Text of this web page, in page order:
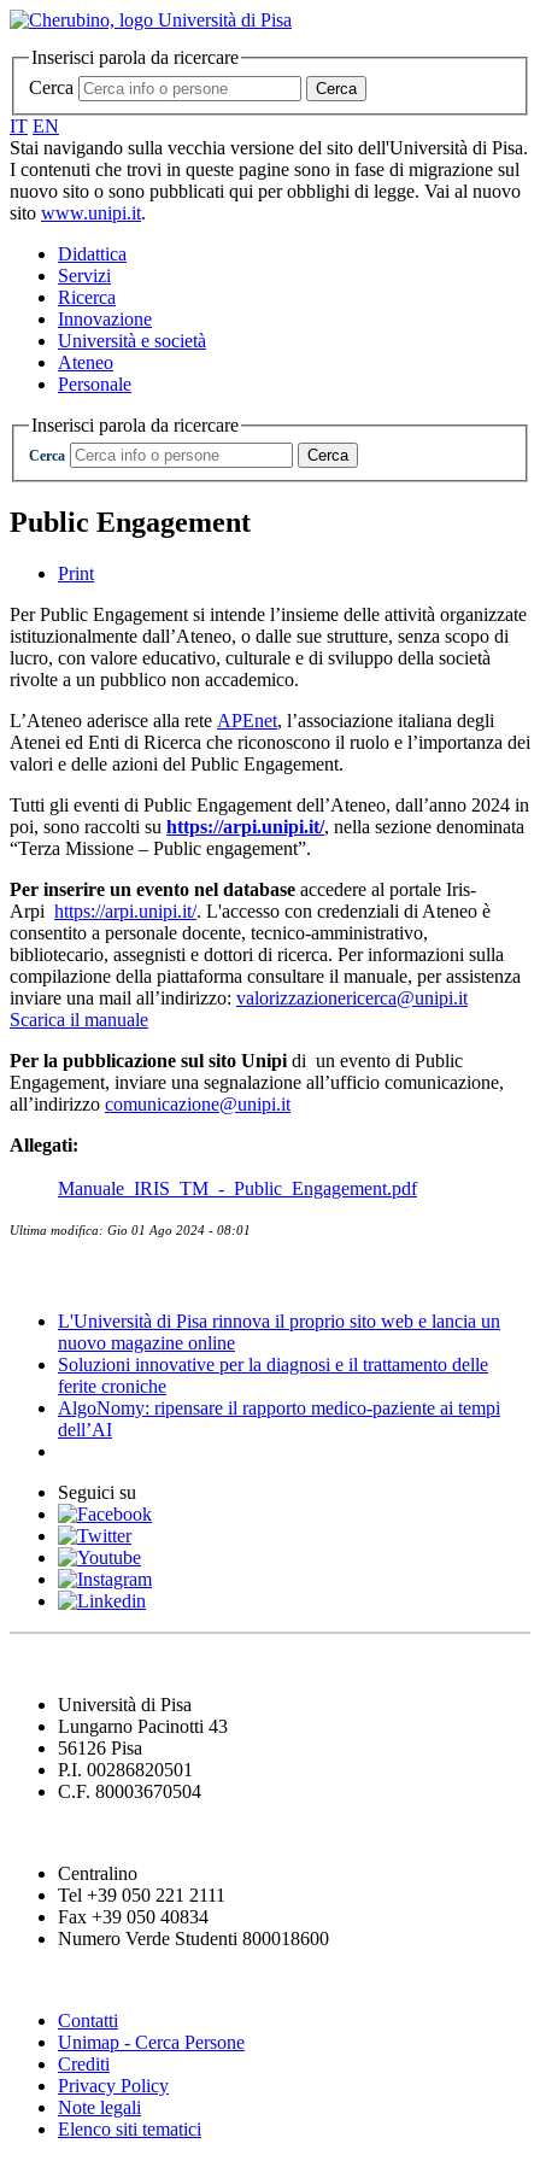
Inserisci parola da ricercare
Cerca
Cerca
IT EN
Stai navigando sulla vecchia versione del sito dell'Università di Pisa.
I contenuti che trovi in queste pagine sono in fase di migrazione sul
nuovo sito o sono pubblicati qui per obblighi di legge. Vai al nuovo
sito www.unipi.it.
Didattica
Servizi
Ricerca
Innovazione
Università e società
Ateneo
Personale
Inserisci parola da ricercare
Cerca Cerca
Public Engagement
Print
Per Public Engagement si intende l’insieme delle attività organizzate
istituzionalmente dall’Ateneo, o dalle sue strutture, senza scopo di
lucro, con valore educativo, culturale e di sviluppo della società
rivolte a un pubblico non accademico.
L’Ateneo aderisce alla rete APEnet, l’associazione italiana degli
Atenei ed Enti di Ricerca che riconoscono il ruolo e l’importanza dei
valori e delle azioni del Public Engagement.
Tutti gli eventi di Public Engagement dell’Ateneo, dall’anno 2024 in
poi, sono raccolti su https://arpi.unipi.it/, nella sezione denominata
“Terza Missione – Public engagement”.
Per inserire un evento nel database accedere al portale Iris-
Arpi https://arpi.unipi.it/. L'accesso con credenziali di Ateneo è
consentito a personale docente, tecnico-amministrativo,
bibliotecario, assegnisti e dottori di ricerca. Per informazioni sulla
compilazione della piattaforma consultare il manuale, per assistenza
inviare una mail all’indirizzo: valorizzazionericerca@unipi.it
Scarica il manuale
Per la pubblicazione sul sito Unipi di un evento di Public
Engagement, inviare una segnalazione all’ufficio comunicazione,
all’indirizzo comunicazione@unipi.it
Allegati:
Manuale_IRIS_TM_-_Public_Engagement.pdf
Ultima modifica: Gio 01 Ago 2024 - 08:01
L'Università di Pisa rinnova il proprio sito web e lancia un
nuovo magazine online
Soluzioni innovative per la diagnosi e il trattamento delle
ferite croniche
AlgoNomy: ripensare il rapporto medico-paziente ai tempi
dell’AI
Seguici su
Università di Pisa
Lungarno Pacinotti 43
56126 Pisa
P.I. 00286820501
C.F. 80003670504
Centralino
Tel +39 050 221 2111
Fax +39 050 40834
Numero Verde Studenti 800018600
Contatti
Unimap - Cerca Persone
Crediti
Privacy Policy
Note legali
Elenco siti tematici